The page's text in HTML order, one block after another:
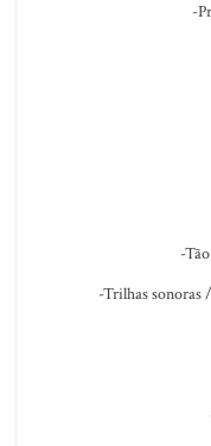
-
-
-Trilhas sonoras